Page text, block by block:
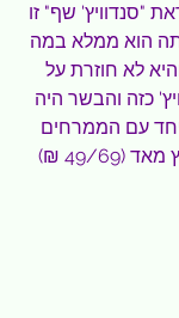
"סנדוויץ' שף" זו
הוא ממלא במה
לא חוזרת על
כזה והבשר היה
עם הממרחים
69 ₪)